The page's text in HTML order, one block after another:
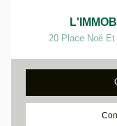
20 Place Noé